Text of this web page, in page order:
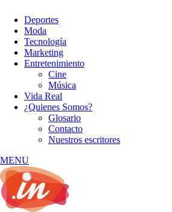
Deportes
Moda
Tecnología
Marketing
Entretenimiento
Cine
Música
Vida Real
¿Quienes Somos?
Glosario
Contacto
Nuestros escritores
MENU